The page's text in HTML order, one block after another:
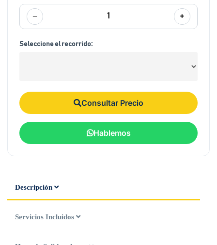
− 1 +
Seleccione el recorrido:
Consultar Precio
Hablemos
Descripción
Servicios Incluidos